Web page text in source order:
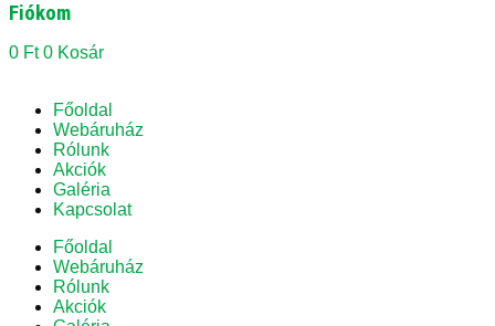
Fiókom
0 Ft 0 Kosár
Főoldal
Webáruház
Rólunk
Akciók
Galéria
Kapcsolat
Főoldal
Webáruház
Rólunk
Akciók